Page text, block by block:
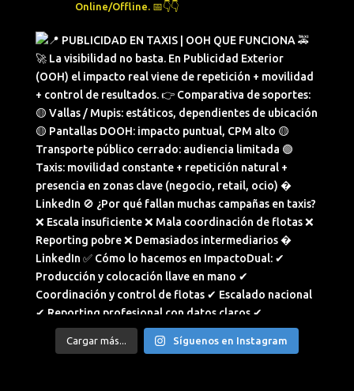
Online/Offline. 📅👇👇
Cargar más... Síguenos en Instagram